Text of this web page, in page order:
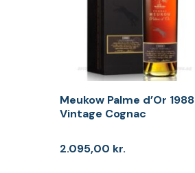
Meukow Palme d’Or 1988
Vintage Cognac
2.095,00 kr.